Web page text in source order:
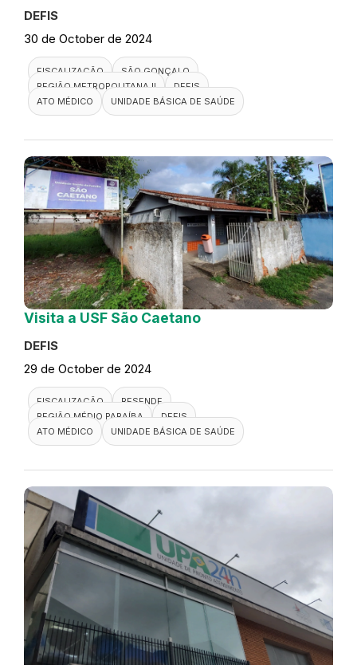
DEFIS
30 de October de 2024
FISCALIZAÇÃO
SÃO GONÇALO
REGIÃO METROPOLITANA II
DEFIS
ATO MÉDICO
UNIDADE BÁSICA DE SAÚDE
Visita a USF São Caetano
DEFIS
29 de October de 2024
FISCALIZAÇÃO
RESENDE
REGIÃO MÉDIO PARAÍBA
DEFIS
ATO MÉDICO
UNIDADE BÁSICA DE SAÚDE